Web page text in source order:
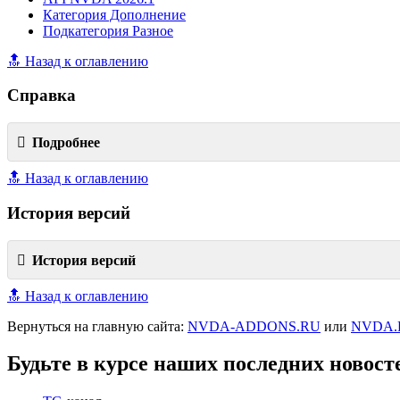
Категория Дополнение
Подкатегория Разное
🔝 Назад к оглавлению
Справка
Подробнее
🔝 Назад к оглавлению
История версий
История версий
🔝 Назад к оглавлению
Вернуться на главную сайта: NVDA-ADDONS.RU или
Будьте в курсе наших последних